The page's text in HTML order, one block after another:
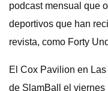
podcast mensual que
deportivos que han
revista, como Forty
El Cox Pavilion en
de SlamBall el viernes